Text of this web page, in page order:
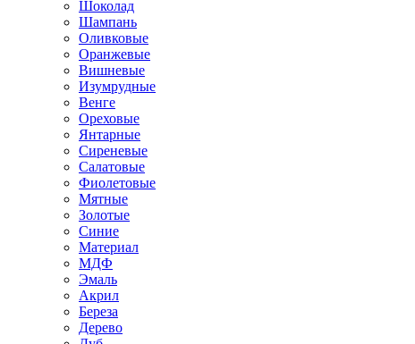
Шоколад
Шампань
Оливковые
Оранжевые
Вишневые
Изумрудные
Венге
Ореховые
Янтарные
Сиреневые
Салатовые
Фиолетовые
Мятные
Золотые
Синие
Материал
МДФ
Эмаль
Акрил
Береза
Дерево